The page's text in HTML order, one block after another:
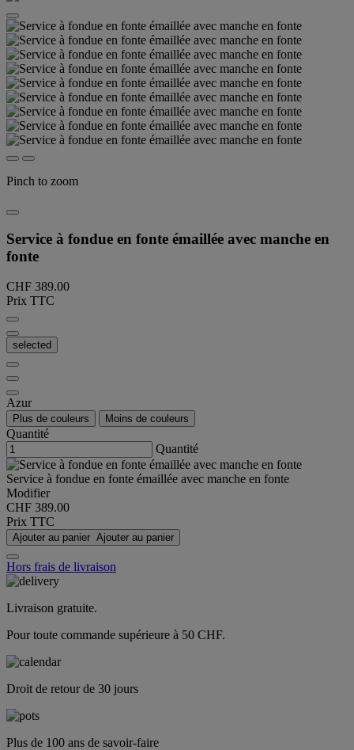
Pinch to zoom
Service à fondue en fonte émaillée avec manche en
fonte
CHF 389.00
Prix TTC
selected
Azur
Plus de couleurs Moins de couleurs
Quantité
Quantité
Service à fondue en fonte émaillée avec manche en fonte
Modifier
CHF 389.00
Prix TTC
Ajouter au panier Ajouter au panier
Hors frais de livraison
Livraison gratuite.
Pour toute commande supérieure à 50 CHF.
Droit de retour de 30 jours
Plus de 100 ans de savoir-faire